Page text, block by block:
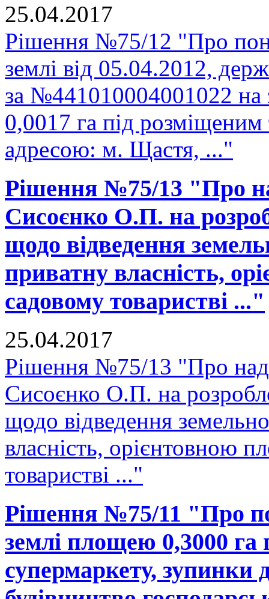
25.04.2017
Рішення №75/12 "Про
землі від 05.04.2012,
за №441010004001022 на
0,0017 га під
адресою: м. Щастя, ..."
Рішення №75/13 "Про
Сисоєнко О.П. на
щодо відведення
приватну власність,
садовому товаристві ..."
25.04.2017
Рішення №75/13 "Про
Сисоєнко О.П. на
щодо відведення
власність, орієнтовною
товаристві ..."
Рішення №75/11 "Про
землі площею 0,3000 га
супермаркету,